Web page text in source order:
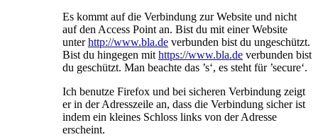
Es kommt auf die Verbindung zur Website und nicht
auf den Access Point an. Bist du mit einer Website
unterhttp://www.bla.de verbunden bist du ungeschützt.
Bist du hingegen mit https://www.bla.de verbunden bist
du geschützt. Man beachte das ’s‘, es steht für ’secure‘.
Ich benutze Firefox und bei sicheren Verbindung zeigt
er in der Adresszeile an, dass die Verbindung sicher ist
indem ein kleines Schloss links von der Adresse
erscheint.